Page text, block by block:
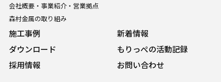
会社概要・事業紹介・営業拠点
森村金属の取り組み
施工事例
ダウンロード
採用情報
新着情報
もりっぺの活動記録
お問い合わせ